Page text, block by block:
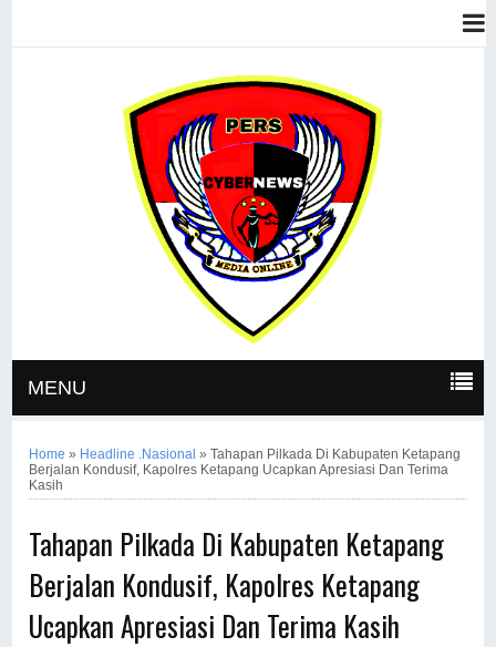
MENU
Home » Headline .Nasional »Tahapan Pilkada Di Kabupaten Ketapang
Berjalan Kondusif, Kapolres Ketapang Ucapkan Apresiasi Dan Terima
Kasih
Tahapan Pilkada Di Kabupaten Ketapang
Berjalan Kondusif, Kapolres Ketapang
Ucapkan Apresiasi Dan Terima Kasih